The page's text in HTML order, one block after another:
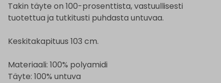
Takin täyte on 100-prosenttista, vastuullisesti
tuotettua ja tutkitusti puhdasta untuvaa.
Keskitakapituus 103 cm.
Materiaali: 100% polyamidi
Täyte: 100% untuva